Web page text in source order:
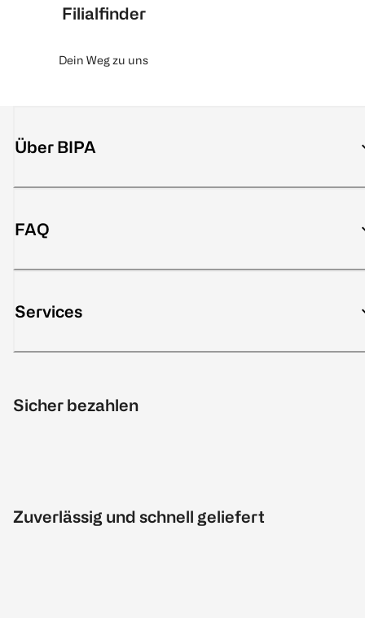
Filialfinder
Dein Weg zu uns
Über BIPA
FAQ
Services
Sicher bezahlen
Zuverlässig und schnell geliefert